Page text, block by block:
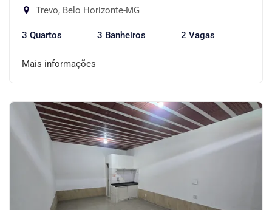
Trevo, Belo Horizonte-MG
3 Quartos 3 Banheiros 2 Vagas
Mais informações